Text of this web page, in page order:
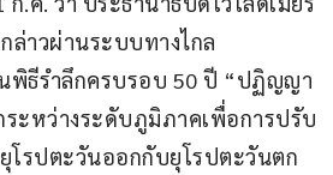
ล่าวผ่านระบบทางไกล
พิธีรำลึกครบรอบ 50 ปี “ปฏิญญา
ระหว่างระดับภูมิภาคเพื่อการปรับ
โรปตะวันออกกับยุโรปตะวันตก